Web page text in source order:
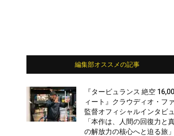
編集部オススメの記事
『タービュランス 絶空
ィート』クラウディオ・フ
監督オフィシャルインタビ
「本作は、人間の回復力と
の解放力の核心へと迫る旅」